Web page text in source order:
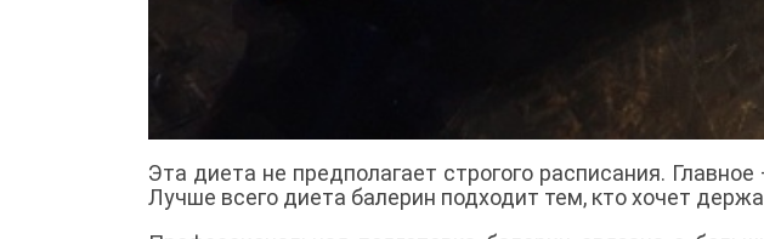
Эта диета не предполагает строгого расписания.
Лучше всего диета балерин подходит тем, кто хочет